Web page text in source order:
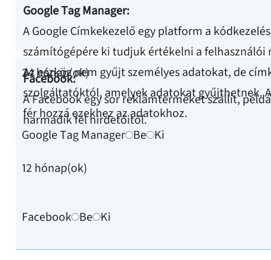
Google Tag Manager:
A Google Címkekezelő egy platform a
számítógépére ki tudjuk értékelni a
Az eszköz nem gyűjt személyes adatokat, de
szolgáltatóktól, amelyek adatokat gyűjthetnek.
fér hozzá ezekhez az adatokhoz.
24 hónap(ok)
Google Tag Manager Be Ki
Facebook:
A Facebook egy sor reklámterméket szállít,
harmadik fél hirdetőitől.
12 hónap(ok)
Facebook Be Ki